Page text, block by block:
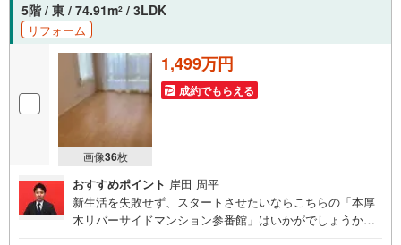
5階 / 東 / 74.91m2 / 3LDK
リフォーム
画像36枚
1,499万円
成約でもらえる
おすすめポイント 岸田 周平
新生活を失敗せず、スタートさせたいならこちらの「本厚
木リバーサイドマンション参番館」はいかがでしょうか。